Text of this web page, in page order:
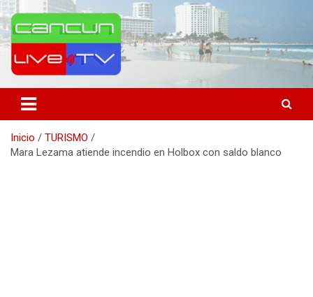
Saltar
al
contenido
Cancún Live Tv
Inicio
TURISMO
Mara Lezama atiende incendio en Holbox con saldo blanco